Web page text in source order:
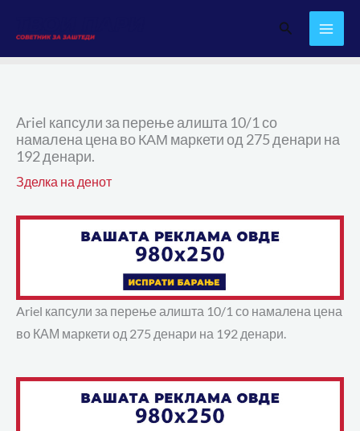
content
Search
Ariel капсули за перење алишта 10/1 со
намалена цена во КАМ маркети од 275 денари на
192 денари.
Зделка на денот
Ariel капсули за перење алишта 10/1 со намалена цена
во КАМ маркети од 275 денари на 192 денари.